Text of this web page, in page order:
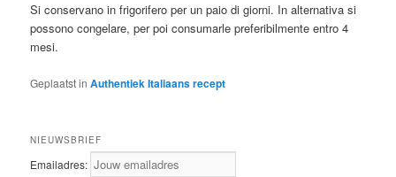
Si conservano in frigorifero per un paio di giorni. In alternativa si
possono congelare, per poi consumarle preferibilmente entro 4
mesi.
Geplaatst in Authentiek Italiaans recept
NIEUWSBRIEF
Emailadres: